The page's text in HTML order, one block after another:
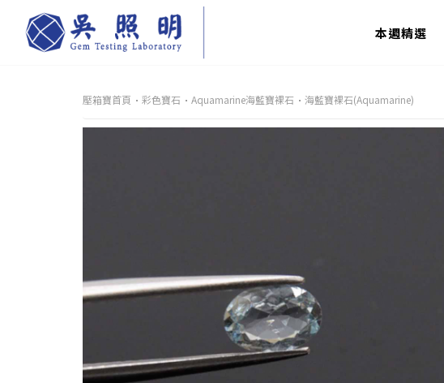
本週精選
壓箱寶首頁 彩色寶石 Aquamarine海藍寶裸石 海藍寶裸石(Aquamarine)